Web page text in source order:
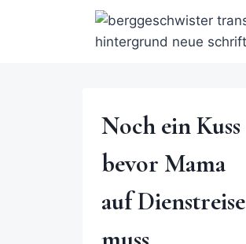
Noch ein Kuss
bevor Mama
auf Dienstreise